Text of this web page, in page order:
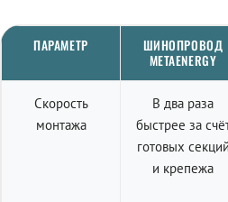
ПАРАМЕТР
ШИНОПРОВОД
METAENERGY
Скорость
монтажа
В два раза
быстрее за
готовых секций
и крепежа